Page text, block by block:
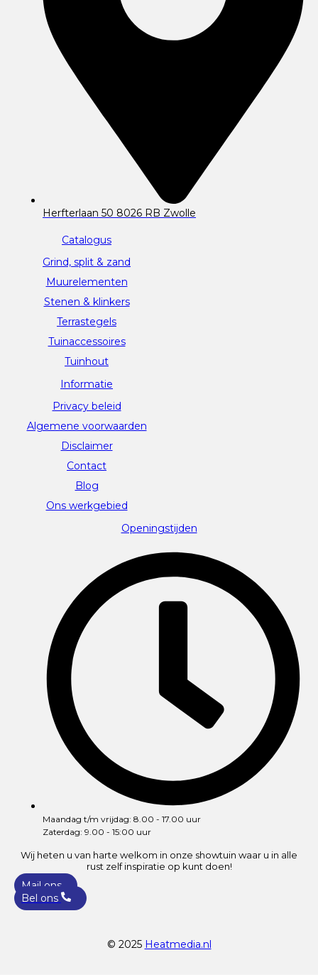
Herfterlaan 50 8026 RB Zwolle
Catalogus
Grind, split & zand
Muurelementen
Stenen & klinkers
Terrastegels
Tuinaccessoires
Tuinhout
Informatie
Privacy beleid
Algemene voorwaarden
Disclaimer
Contact
Blog
Ons werkgebied
Openingstijden
Maandag t/m vrijdag: 8.00 - 17.00 uur
Zaterdag: 9.00 - 15:00 uur
Wij heten u van harte welkom in onze showtuin waar u in alle
rust zelf inspiratie op kunt doen!
Mail ons
Bel ons
© 2025 Heatmedia.nl